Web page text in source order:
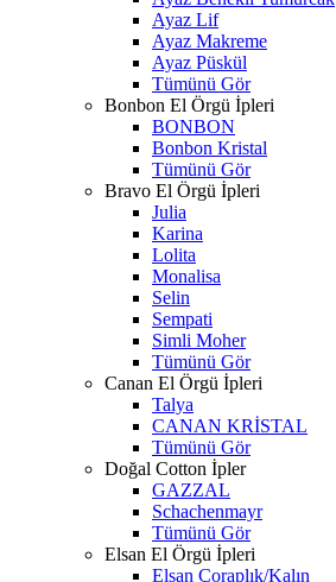
Ayaz Lif
Ayaz Makreme
Ayaz Püskül
Tümünü Gör
Bonbon El Örgü İpleri
BONBON
Bonbon Kristal
Tümünü Gör
Bravo El Örgü İpleri
Julia
Karina
Lolita
Monalisa
Selin
Sempati
Simli Moher
Tümünü Gör
Canan El Örgü İpleri
Talya
CANAN KRİSTAL
Tümünü Gör
Doğal Cotton İpler
GAZZAL
Schachenmayr
Tümünü Gör
Elsan El Örgü İpleri
Elsan Çoraplık/Kalın